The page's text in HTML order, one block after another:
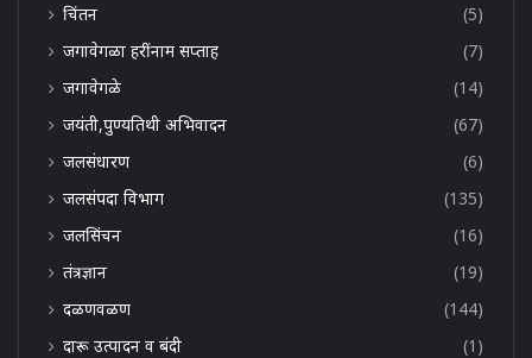
चिंतन
(5)
जगावेगळा हरींनाम सप्ताह
(7)
जगावेगळे
(14)
जयंती,पुण्यतिथी अभिवादन
(67)
जलसंधारण
(6)
जलसंपदा विभाग
(135)
जलसिंचन
(16)
तंत्रज्ञान
(19)
दळणवळण
(144)
दारू उत्पादन व बंदी
(1)